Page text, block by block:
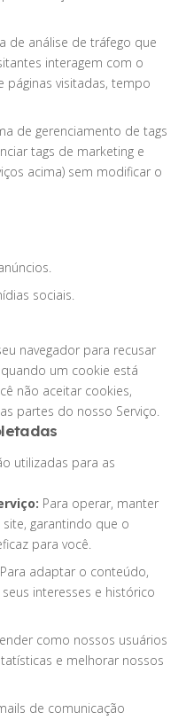
de análise de tráfego que
interagem com o
páginas visitadas, tempo
de gerenciamento de tags
tags de marketing e
acima) sem modificar o
sociais.
navegador para recusar
um cookie está
não aceitar cookies,
partes do nosso Serviço.
utilizadas para as
Para operar, manter
garantindo que o
para você.
Para adaptar o conteúdo,
interesses e histórico
como nossos usuários
e melhorar nossos
de comunicação